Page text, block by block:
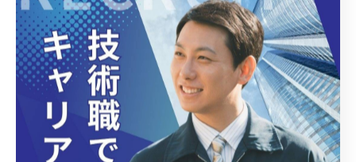
円滑に進むため、トラブル時の迅速な対応が可能です。
また、給水管の新設・改修・撤去など、各種工事に関する技
術相談や法令に基づく手続きもサポートしてくれます。特に
初めて管工事を依頼する場合は、事前に事務所へ相談するこ
とで、適切な業者紹介や工事の流れ、注意点を教えてもらえ
るメリットがあります。
注意すべき点は、申請手続きや確認資料が不備の場合、工事